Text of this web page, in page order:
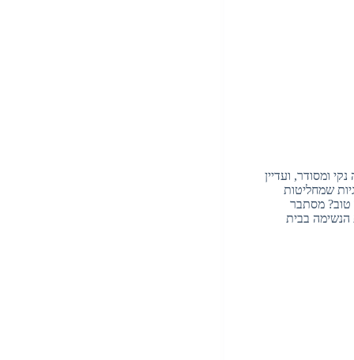
ומסודר, ועדיין
שמחליטות
טוב? מסתבר
הנשימה בבית